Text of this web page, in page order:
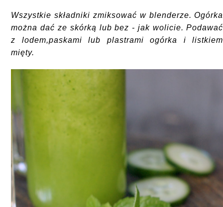
Wszystkie składniki zmiksować w blenderze. Ogórka
można dać ze skórką lub bez - jak wolicie. Podawać
z lodem,paskami lub plastrami ogórka i listkiem
mięty.